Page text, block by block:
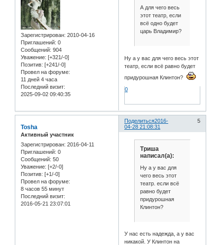
Зарегистрирован: 2010-04-16
Приглашений: 0
Сообщений: 904
Уважение: [+321/-0]
Позитив: [+241/-0]
Провел на форуме:
11 дней 4 часа
Последний визит:
2025-09-02 09:40:35
А для чего весь
этот театр, если
всё одно будет
царь Владимир?
Ну а у вас для чего весь этот
театр, если всё равно будет
придурошная Клинтон?
0
Поделиться 5
2016-
04-28 21:08:31
Tosha
Активный участник
Зарегистрирован: 2016-04-11
Приглашений: 0
Сообщений: 50
Уважение: [+2/-0]
Позитив: [+1/-0]
Провел на форуме:
8 часов 55 минут
Последний визит:
2016-05-21 23:07:01
Триша
написал(а):
Ну а у вас для
чего весь этот
театр. если всё
равно будет
придурошная
Клинтон?
У нас есть надежда, а у вас
никакой. У Клинтон на